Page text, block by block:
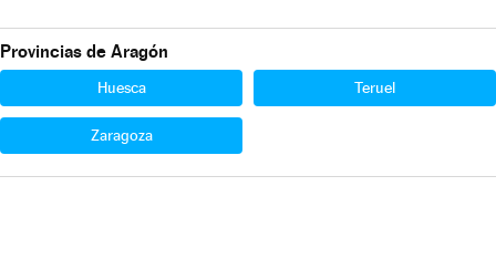
Provincias de Aragón
Huesca Teruel
Zaragoza